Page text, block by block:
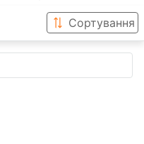
Сортування